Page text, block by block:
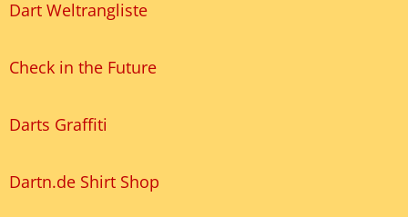
Dart Weltrangliste
Check in the Future
Darts Graffiti
Dartn.de Shirt Shop